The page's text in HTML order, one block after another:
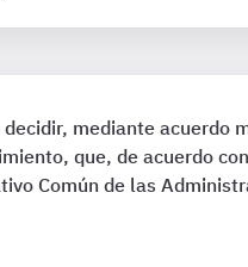
mediante acuerdo
que, de acuerdo
Común de las